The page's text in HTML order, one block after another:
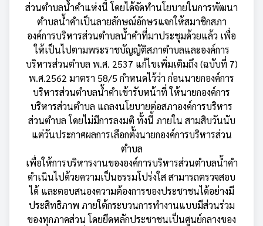
ส่วนตำบลน้ำคำแห่งนี้ โดยได้จัดทำนโยบายในการพัฒนา
ตำบลน้ำคำเป็นลายลักษณ์อักษรแจกให้สมาชิกสภา
องค์การบริหารส่วนตำบลน้ำคำที่มาประชุมด้วยแล้ว เพื่อ
ให้เป็นไปตามพระราชบัญญัติสภาตำบลและองค์การ
บริหารส่วนตำบล พ.ศ. 2537 แก้ไขเพิ่มเติมถึง (ฉบับที่ 7)
พ.ศ.2562 มาตรา 58/5 กำหนดไว้ว่า ก่อนนายกองค์การ
บริหารส่วนตำบลน้ำคำเข้ารับหน้าที่ ให้นายกองค์การ
บริหารส่วนตำบล แถลงนโยบายต่อสภาองค์การบริหาร
ส่วนตำบล โดยไม่มีการลงมติ ทั้งนี้ ภายใน สามสิบวันนับ
แต่วันประกาศผลการเลือกตั้งนายกองค์การบริหารส่วน
ตำบล
เพื่อให้การบริหารงานขององค์การบริหารส่วนตำบลน้ำคำ
ดำเนินไปด้วยความเป็นธรรมโปร่งใส สามารถตรวจสอบ
ได้ และตอบสนองความต้องการของประชาชนได้อย่างมี
ประสิทธิภาพ ภายใต้กระบวนการทำงานแบบมีส่วนร่วม
ของทุกภาคส่วน โดยยึดหลักประชาชนเป็นศูนย์กลางของ